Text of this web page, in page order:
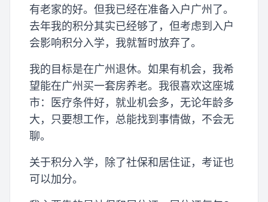
有老家的好。但我已经在准备入户广州了。
去年我的积分其实已经够了，但考虑到入户
会影响积分入学，我就暂时放弃了。
我的目标是在广州退休。如果有机会，我希
望能在广州买一套房养老。我很喜欢这座城
市：医疗条件好，就业机会多，无论年龄多
大，只要想工作，总能找到事情做，不会无
聊。
关于积分入学，除了社保和居住证，考证也
可以加分。